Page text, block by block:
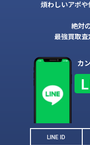
煩わしいアポ
絶対
最強買取
カ
LINE ID